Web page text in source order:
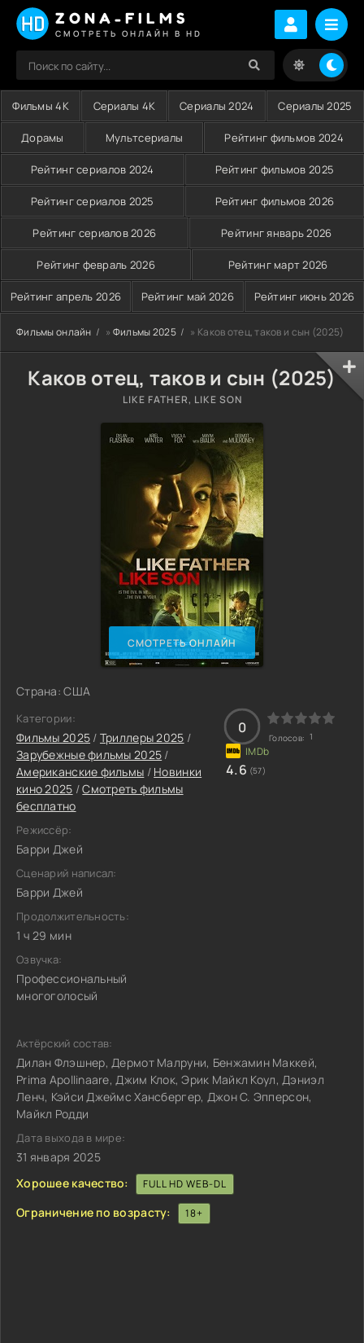
ZONA-FILMS
СМОТРЕТЬ ОНЛАЙН В HD
Фильмы 4K Сериалы 4K Сериалы 2024 Сериалы 2025
Дорамы Мультсериалы Рейтинг фильмов 2024
Рейтинг сериалов 2024 Рейтинг фильмов 2025
Рейтинг сериалов 2025 Рейтинг фильмов 2026
Рейтинг сериалов 2026 Рейтинг январь 2026
Рейтинг февраль 2026 Рейтинг март 2026
Рейтинг апрель 2026 Рейтинг май 2026 Рейтинг июнь 2026
Фильмы онлайн » Фильмы 2025 » Каков отец, таков и сын (2025)
Каков отец, таков и сын (2025)
LIKE FATHER, LIKE SON
СМОТРЕТЬ ОНЛАЙН
Страна: США
Категории:
Фильмы 2025 / Триллеры 2025 /
Зарубежные фильмы 2025 /
Американские фильмы / Новинки
кино 2025 /Смотреть фильмы
бесплатно
Режиссёр:
Барри Джей
Сценарий написал:
Барри Джей
Продолжительность:
1 ч 29 мин
Озвучка:
Профессиональный
многоголосый
0
Голосов: 1
4.6 (57)
Актёрский состав:
Дилан Флэшнер, Дермот Малруни, Бенжамин Маккей,
Prima Apollinaare, Джим Клок, Эрик Майкл Коул, Дэниэл
Ленч, Кэйси Джеймс Хансбергер, Джон С. Эпперсон,
Майкл Родди
Дата выхода в мире:
31 января 2025
Хорошее качество:
FULL HD WEB-DL
Ограничение по возрасту: 18+